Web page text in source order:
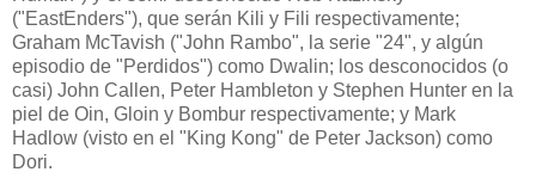
("EastEnders"), que serán Kili y Fili respectivamente;
Graham McTavish ("John Rambo", la serie "24", y algún
episodio de "Perdidos") como Dwalin; los desconocidos (o
casi) John Callen, Peter Hambleton y Stephen Hunter en la
piel de Oin, Gloin y Bombur respectivamente; y Mark
Hadlow (visto en el "King Kong" de Peter Jackson) como
Dori.